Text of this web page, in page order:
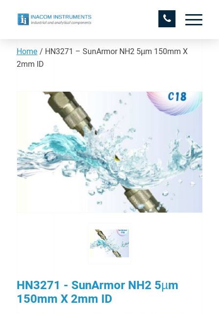
Home / HN3271 – SunArmor NH2 5µm 150mm X
2mm ID
HN3271 - SunArmor NH2 5µm
150mm X 2mm ID